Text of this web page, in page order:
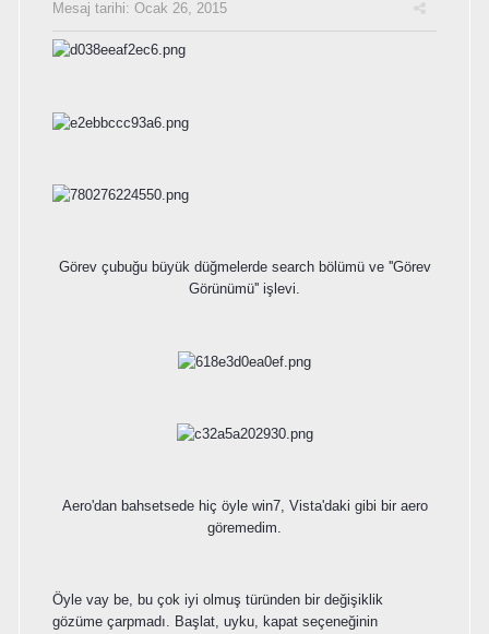
Mesaj tarihi: Ocak 26, 2015
Görev çubuğu büyük düğmelerde search bölümü ve ''Görev
Görünümü'' işlevi.
Aero'dan bahsetsede hiç öyle win7, Vista'daki gibi bir aero
göremedim.
Öyle vay be, bu çok iyi olmuş türünden bir değişiklik
gözüme çarpmadı. Başlat, uyku, kapat seçeneğinin